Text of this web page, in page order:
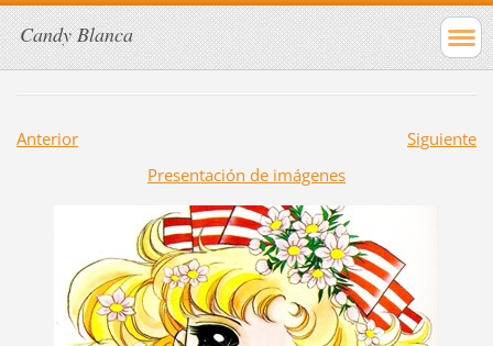
Candy Blanca
Anterior
Siguiente
Presentación de imágenes